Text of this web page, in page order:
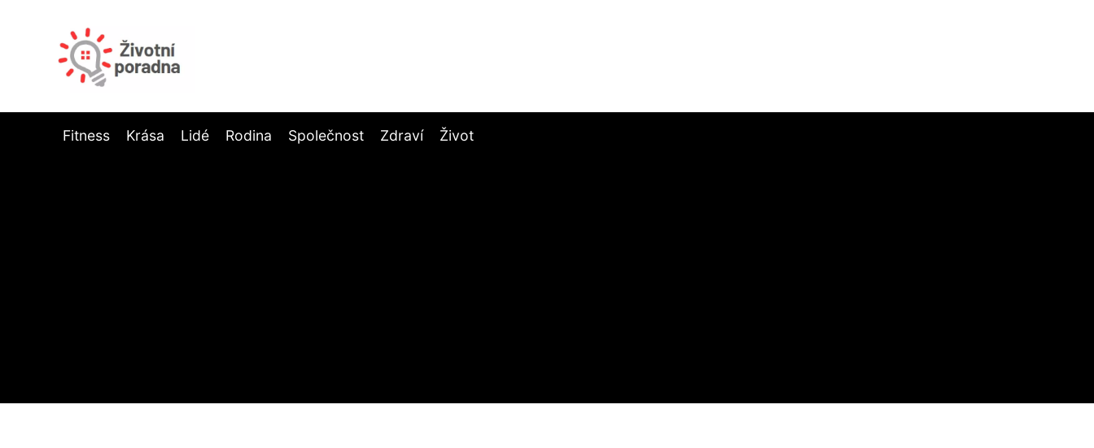
Fitness Krása Lidé Rodina Společnost Zdraví Život